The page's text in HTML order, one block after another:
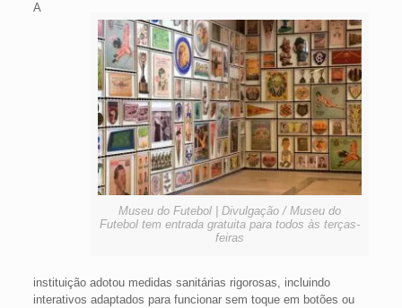
Museu do Futebol | Divulgação / Museu do
Futebol tem entrada gratuita para todos às terças-
feiras
A
instituição adotou medidas sanitárias rigorosas, incluindo
interativos adaptados para funcionar sem toque em botões ou